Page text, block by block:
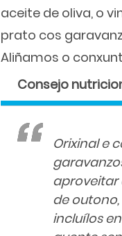
aceite de oliva, o
prato cos
Aliñamos o
Consejo
Orixinal e
aproveitar
de
incluílos